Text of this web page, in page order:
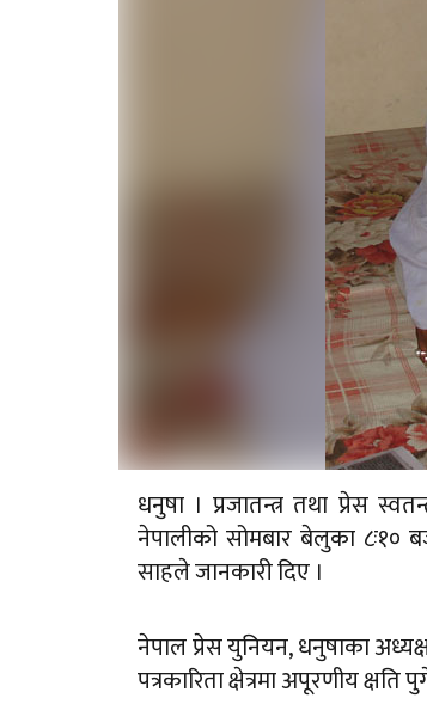
धनुषा । प्रजातन्त्र तथा प्रेस
नेपालीको सोमबार बेलुका ८ः१०
साहले जानकारी दिए ।
नेपाल प्रेस युनियन, धनुषाका
पत्रकारिता क्षेत्रमा अपूरणीय क्षति